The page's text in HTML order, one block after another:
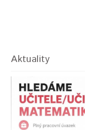
Aktuality